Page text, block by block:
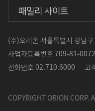
(주)오리온 서울특별시 강남
사업자등록번호 709-81-
전화번호 02.710.6000 고
패밀리 사이트
COPYRIGHT ORION CORP.